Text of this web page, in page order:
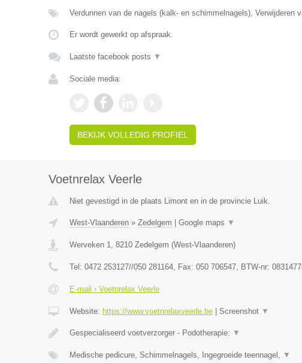
Verdunnen van de nagels (kalk- en schimmelnagels), Verwijderen
Er wordt gewerkt op afspraak.
Laatste facebook posts ▼
Sociale media:
BEKIJK VOLLEDIG PROFIEL
Voetnrelax Veerle
Niet gevestigd in de plaats Limont en in de provincie Luik.
West-Vlaanderen» Zedelgem Google maps ▼
Werveken 1, 8210 Zedelgem (West-Vlaanderen)
Tel: 0472 253127//050 281164, Fax: 050 706547, BTW-nr:
E-mail › Voetnrelax Veerle
Website: https://www.voetnrelaxveerle.be| Screenshot ▼
Gespecialiseerd voetverzorger - Podotherapie: ▼
Medische pedicure, Schimmelnagels, Ingegroeide teennagel, ▼